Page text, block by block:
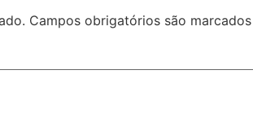
Campos obrigatórios são